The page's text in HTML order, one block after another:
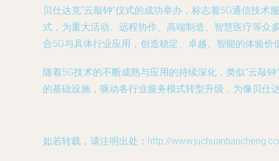
贝仕达克“云敲钟”仪式的成功举办，标志着5G通信技
式，为重大活动、远程协作、高端制造、智慧医疗等
合5G与具体行业应用，创造稳定、卓越、智能的体验价
随着5G技术的不断成熟与应用的持续深化，类似“云敲
的基础设施，驱动各行业服务模式转型升级，为像贝仕
如若转载，请注明出处：http://